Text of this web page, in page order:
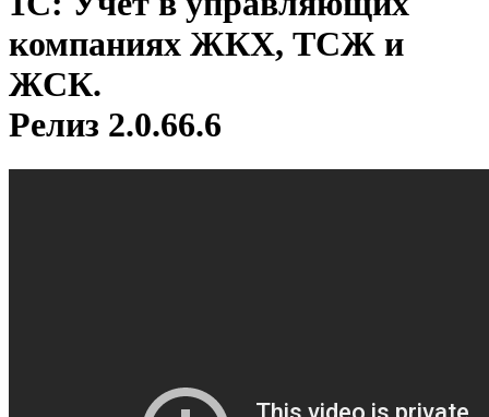
компаниях ЖКХ, ТСЖ и
ЖСК.
Релиз 2.0.66.6